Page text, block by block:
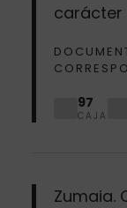
carácter
97
CAJA
Zumaia.